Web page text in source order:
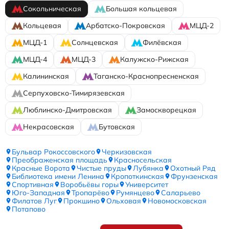
Сокольническая
Большая кольцевая
Кольцевая
Арбатско-Покровская
МЦД-2
МЦД-1
Солнцевская
Филёвская
МЦД-4
МЦД-3
Калужско-Рижская
Калининская
Таганско-Краснопресненская
Серпуховско-Тимирязевская
Люблинско-Дмитровская
Замоскворецкая
Некрасовская
Бутовская
Бульвар Рокоссовского
Черкизовская
Преображенская площадь
Красносельская
Красные Ворота
Чистые пруды Лубянка
Охотный Ряд
Библиотека имени Ленина
Кропоткинская
Фрунзенская
Спортивная
Воробьёвы горы
Университет
Юго-Западная
Тропарёво Румянцево
Саларьево
Филатов Луг
Прокшино Ольховая
Новомосковская
Потапово